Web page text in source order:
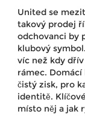
United se
takový prodej
odchovanci by
klubový
víc než kdy
rámec.
čistý zisk, pro
identitě.
místo něj a jak